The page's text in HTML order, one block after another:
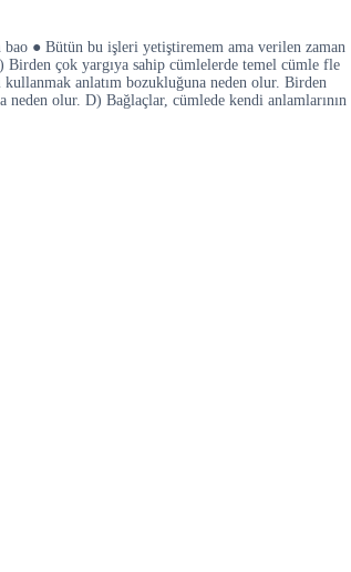
● Bütün bu işleri yetiştiremem ama verilen zaman
çok yargıya sahip cümlelerde temel cümle fle
anlatım bozukluğuna neden olur. Birden
olur. D) Bağlaçlar, cümlede kendi anlamlarının